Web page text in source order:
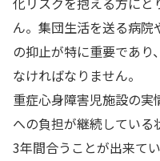
ん。集団生活を送る病
の抑止が特に重要であり
なければなりません。
重症心身障害児施設の
への負担が継続している
3年間合うことが出来て